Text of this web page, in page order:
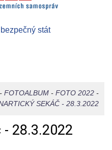
FOTOALBUM- FOTO 2022-
SEKÁČ - 28.3.2022
28.3.2022